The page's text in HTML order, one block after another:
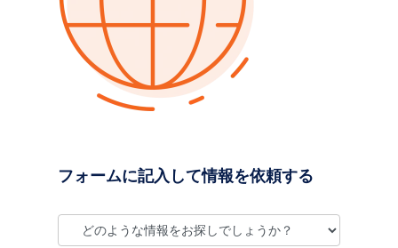
フォームに記入して情報を依頼する